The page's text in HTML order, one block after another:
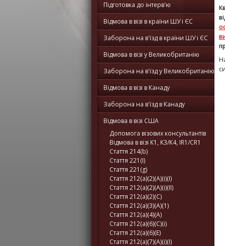
Підготовка до інтерв'ю
Відмова в візі в країни ШУ і ЄС
Заборона на в'їзд в країни ШУ і ЄС
Відмова в візі у Великобританію
Заборона на в'їзд у Великобританію
Відмова в візі в Канаду
Заборона на в'їзд в Канаду
Відмова в візі США
Допомога візових консультантів
Відмова в візі К1, К3/К4, IR1/CR1
Стаття 214(b)
Стаття 221(I)
Стаття 221(g)
Стаття 212(a)(2)(A)(i)(I)
Стаття 212(a)(2)(A)(i)(II)
Стаття 212(a)(2)(C)
Стаття 212(a)(3)(A)(1)
Стаття 212(a)(4)(A)
Стаття 212(a)(6)(C)(i)
Стаття 212(a)(6)(E)
Стаття 212(a)(7)(A)(i)(I)